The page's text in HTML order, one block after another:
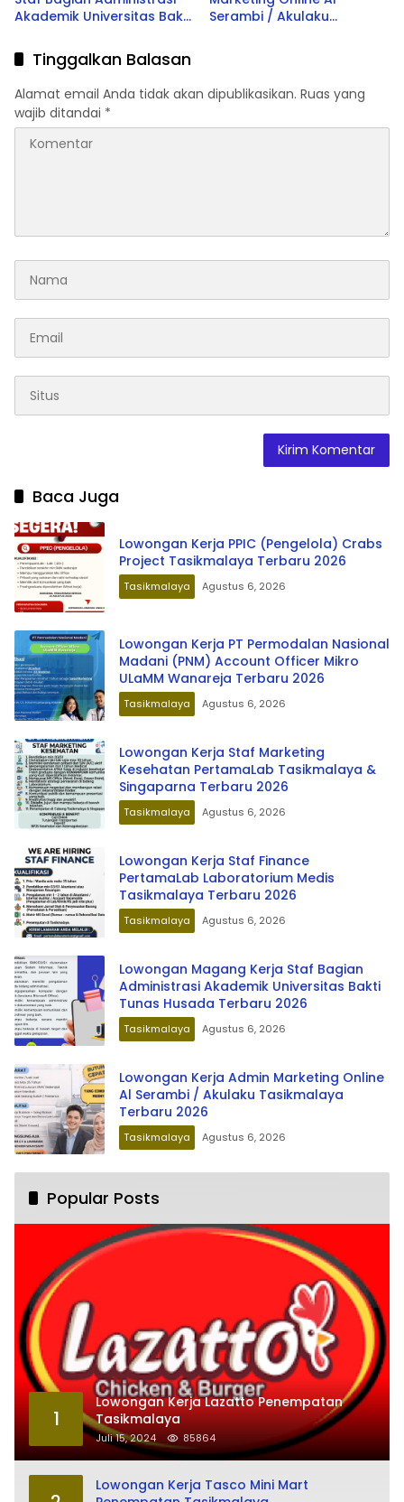
Akademik Universitas Bakti
2026
Serambi / Akulaku
Tinggalkan Balasan
Alamat email Anda tidak akan dipublikasikan. Ruas yang
wajib ditandai *
Baca Juga
Lowongan Kerja PPIC (Pengelola) Crabs
Project Tasikmalaya Terbaru 2026
Tasikmalaya Agustus 6, 2026
Lowongan Kerja PT Permodalan Nasional
Madani (PNM) Account Officer Mikro
ULaMM Wanareja Terbaru 2026
Tasikmalaya Agustus 6, 2026
Lowongan Kerja Staf Marketing
Kesehatan PertamaLab Tasikmalaya &
Singaparna Terbaru 2026
Tasikmalaya Agustus 6, 2026
Lowongan Kerja Staf Finance
PertamaLab Laboratorium Medis
Tasikmalaya Terbaru 2026
Tasikmalaya Agustus 6, 2026
Lowongan Magang Kerja Staf Bagian
Administrasi Akademik Universitas Bakti
Tunas Husada Terbaru 2026
Tasikmalaya Agustus 6, 2026
Lowongan Kerja Admin Marketing Online
Al Serambi / Akulaku Tasikmalaya
Terbaru 2026
Tasikmalaya Agustus 6, 2026
Popular Posts
1
Lowongan Kerja Lazatto Penempatan
Tasikmalaya
Juli 15, 2024 85864
Lowongan Kerja Tasco Mini Mart